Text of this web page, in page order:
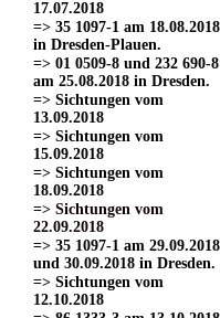
17.07.2018
=> 35 1097-1 am 18.08.2018
in Dresden-Plauen.
=> 01 0509-8 und 232 690-8
am 25.08.2018 in Dresden.
=> Sichtungen vom
13.09.2018
=> Sichtungen vom
15.09.2018
=> Sichtungen vom
18.09.2018
=> Sichtungen vom
22.09.2018
=> 35 1097-1 am 29.09.2018
und 30.09.2018 in Dresden.
=> Sichtungen vom
12.10.2018